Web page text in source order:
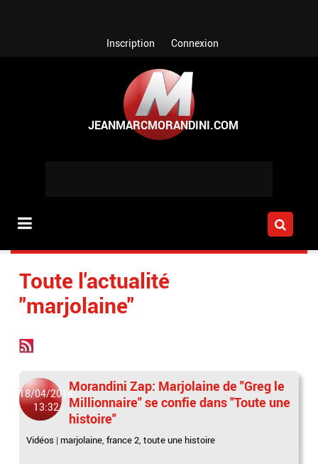
Inscription Connexion
Toute l'actualité
"marjolaine"
18/04/2014
13:32
Morandini Zap: Marjolaine de "Greg le
Millionnaire" se confie dans "Toute une
histoire"
Vidéos | marjolaine,france 2,toute une histoire